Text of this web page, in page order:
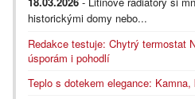
historickými domy nebo...
Redakce testuje: Chytrý termostat
úsporám i pohodlí
Teplo s dotekem elegance: